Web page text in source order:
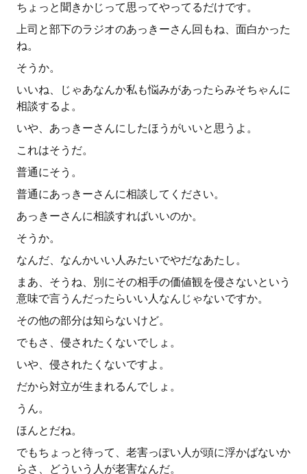
ちょっと聞きかじって思ってやってるだけです。
上司と部下のラジオのあっきーさん回もね、面白かった
ね。
そうか。
いいね、じゃあなんか私も悩みがあったらみそちゃんに
相談するよ。
いや、あっきーさんにしたほうがいいと思うよ。
これはそうだ。
普通にそう。
普通にあっきーさんに相談してください。
あっきーさんに相談すればいいのか。
そうか。
なんだ、なんかいい人みたいでやだなあたし。
まあ、そうね、別にその相手の価値観を侵さないという
意味で言うんだったらいい人なんじゃないですか。
その他の部分は知らないけど。
でもさ、侵されたくないでしょ。
いや、侵されたくないですよ。
だから対立が生まれるんでしょ。
うん。
ほんとだね。
でもちょっと待って、老害っぽい人が頭に浮かばないか
らさ、どういう人が老害なんだ。